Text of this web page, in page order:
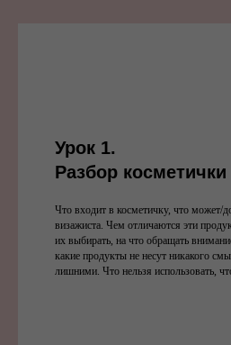
Урок 1.
Разбор косметички
Что входит в косметичку, что может/
визажиста. Чем отличаются эти
их выбирать, на что обращать
какие продукты не несут никакого
лишними. Что нельзя использовать,